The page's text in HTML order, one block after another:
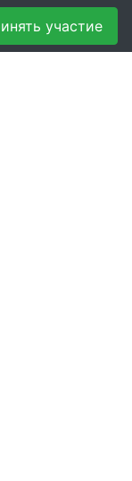
участие